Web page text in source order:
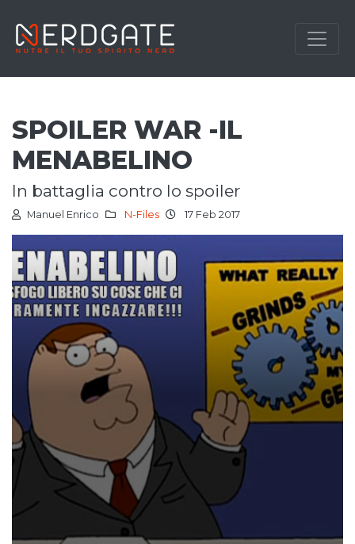
SPOILER WAR -IL
MENABELINO
in battaglia contro lo spoiler
Manuel Enrico N-Files 17 Feb 2017